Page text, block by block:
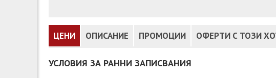
ЦЕНИ ОПИСАНИЕ ПРОМОЦИИ ОФЕРТИ С ТОЗИ
УСЛОВИЯ ЗА РАННИ ЗАПИСВАНИЯ